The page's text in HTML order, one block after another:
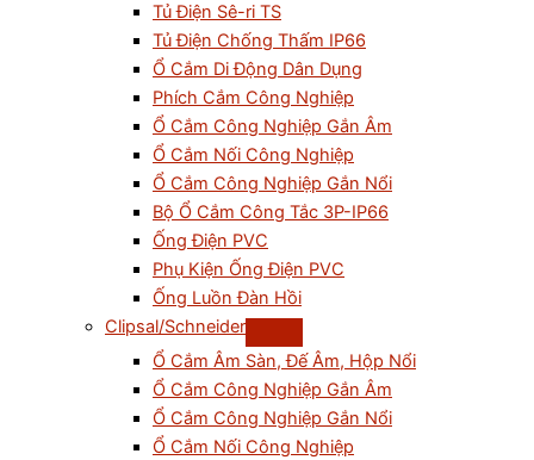
Tủ Điện Sê-ri TS
Tủ Điện Chống Thấm IP66
Ổ Cắm Di Động Dân Dụng
Phích Cắm Công Nghiệp
Ổ Cắm Công Nghiệp Gắn Âm
Ổ Cắm Nối Công Nghiệp
Ổ Cắm Công Nghiệp Gắn Nổi
Bộ Ổ Cắm Công Tắc 3P-IP66
Ống Điện PVC
Phụ Kiện Ống Điện PVC
Ống Luồn Đàn Hồi
Clipsal/Schneider
Ổ Cắm Âm Sàn, Đế Âm, Hộp Nổi
Ổ Cắm Công Nghiệp Gắn Âm
Ổ Cắm Công Nghiệp Gắn Nổi
Ổ Cắm Nối Công Nghiệp